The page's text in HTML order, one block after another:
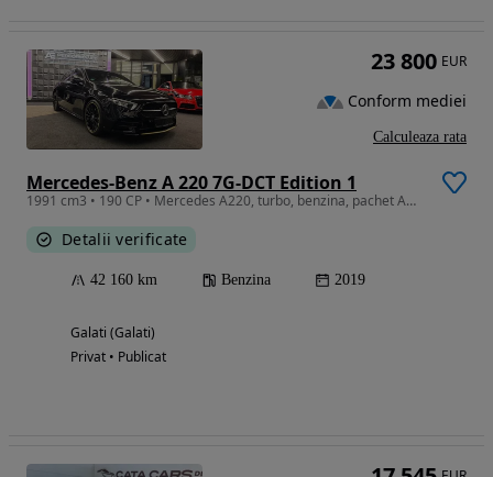
Mercedes-Benz A 220 7G-DCT Edition 1
1991 cm3 • 190 CP • Mercedes A220, turbo, benzina, pachet AMG, Night, multibeam led, 19
Detalii verificate
42 160 km Benzina 2019
Galati (Galati)
Privat • Publicat
23 800 EUR
Conform mediei
Calculeaza rata